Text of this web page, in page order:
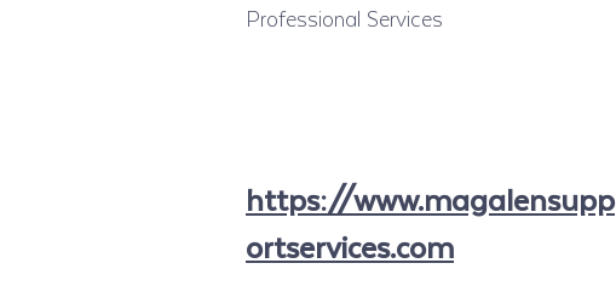
Professional Services
https://www.magalensupp
ortservices.com